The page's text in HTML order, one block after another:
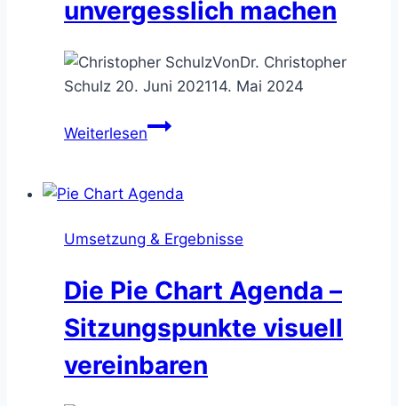
unvergesslich machen
VonDr. Christopher
Schulz 20. Juni 202114. Mai 2024
WeiterlesenDie
die
unvergesslich
Umsetzung & Ergebnisse
Die Pie Chart Agenda –
Sitzungspunkte visuell
vereinbaren